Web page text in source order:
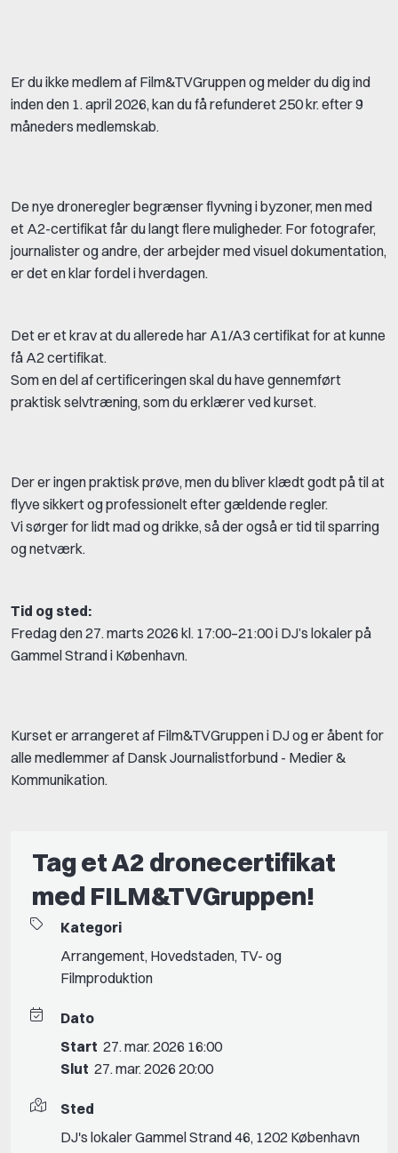
Er du ikke medlem af Film&TVGruppen og melder du dig ind
inden den 1. april 2026, kan du få refunderet 250 kr. efter 9
måneders medlemskab.
De nye droneregler begrænser flyvning i byzoner, men med
et A2-certifikat får du langt flere muligheder. For fotografer,
journalister og andre, der arbejder med visuel dokumentation,
er det en klar fordel i hverdagen.
Det er et krav at du allerede har A1/A3 certifikat for at kunne
få A2 certifikat.
Som en del af certificeringen skal du have gennemført
praktisk selvtræning, som du erklærer ved kurset.
Der er ingen praktisk prøve, men du bliver klædt godt på til at
flyve sikkert og professionelt efter gældende regler.
Vi sørger for lidt mad og drikke, så der også er tid til sparring
og netværk.
Tid og sted:
Fredag den 27. marts 2026 kl. 17:00–21:00 i DJ’s lokaler på
Gammel Strand i København.
Kurset er arrangeret af Film&TVGruppen i DJ og er åbent for
alle medlemmer af Dansk Journalistforbund - Medier &
Kommunikation.
Tag et A2 dronecertifikat
med FILM&TVGruppen!
Kategori
Arrangement, Hovedstaden, TV- og
Filmproduktion
Dato
Start 27. mar. 2026 16:00
Slut 27. mar. 2026 20:00
Sted
DJ's lokaler Gammel Strand 46, 1202 København